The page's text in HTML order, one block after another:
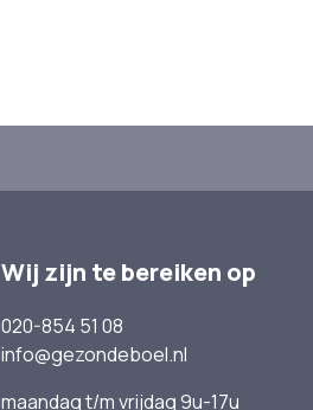
Wij zijn te bereiken op
020-854 51 08
info@gezondeboel.nl
maandag t/m vrijdag 9u-17u